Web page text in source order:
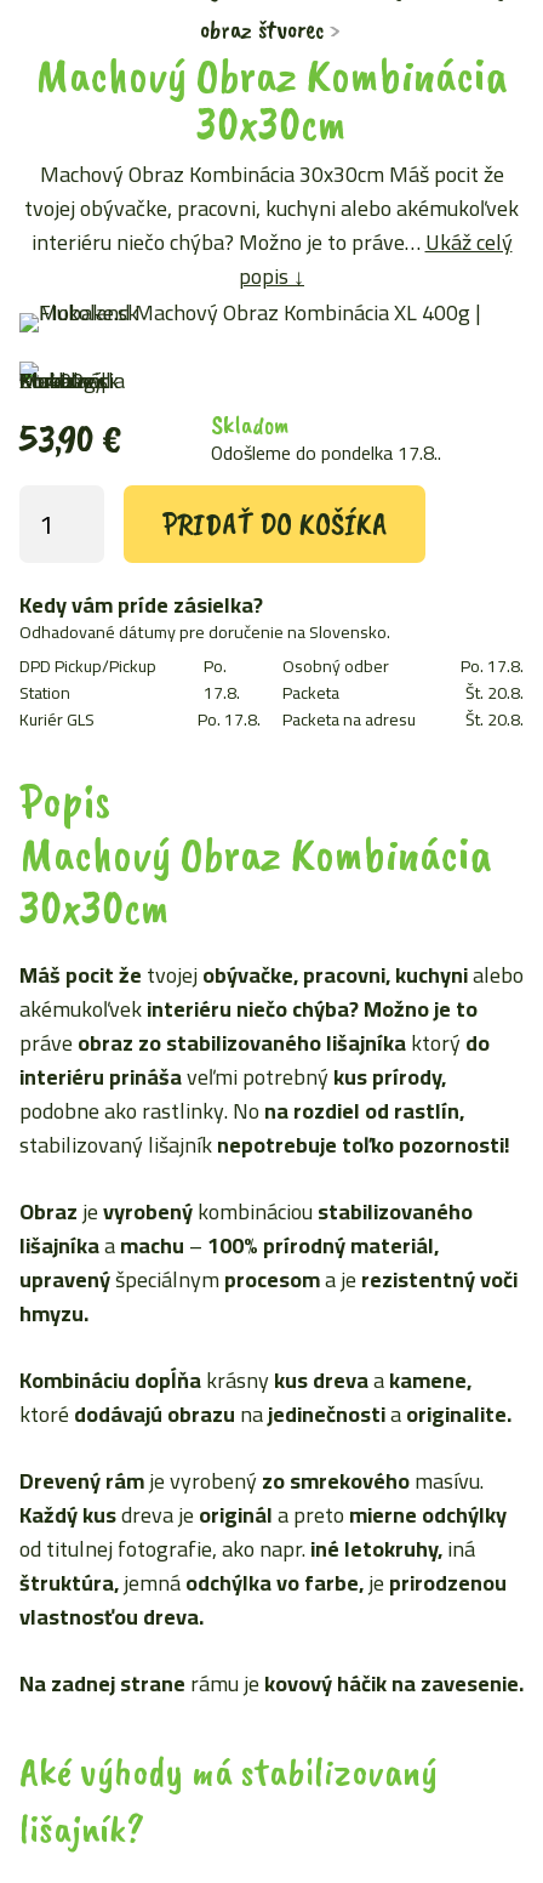
obraz štvorec
Machový Obraz Kombinácia
30x30cm
Machový Obraz Kombinácia 30x30cm Máš pocit že
tvojej obývačke, pracovni, kuchyni alebo akémukoľvek
interiéru niečo chýba? Možno je to práve…Ukáž celý
popis ↓
53,90€ Skladom
Odošleme do pondelka 17.8..
množstvo
Kombinácia
30x30cm
PRIDAŤ DO KOŠÍKA
Kedy vám príde zásielka?
Odhadované dátumy pre doručenie na Slovensko.
DPD Pickup/Pickup
Station
Po.
17.8.
Kuriér GLS
Po. 17.8.
Osobný odber
Po. 17.8.
Packeta
Št. 20.8.
Packeta na adresu
Št. 20.8.
Popis
Machový Obraz Kombinácia
30x30cm
Máš pocit žetvojejobývačke, pracovni, kuchynialebo
akémukoľvekinteriéru niečo chýba? Možno je to
práveobraz zo stabilizovaného lišajníkaktorýdo
interiéru prinášaveľmi potrebnýkus prírody,
podobne ako rastlinky. Nona rozdiel od rastlín,
stabilizovaný lišajníknepotrebuje toľko pozornosti!
Obrazjevyrobenýkombinácioustabilizovaného
lišajníkaamachu–100% prírodný materiál,
upravenýšpeciálnymprocesoma jerezistentný voči
hmyzu.
Kombináciu dopĺňakrásnykus drevaakamene,
ktorédodávajú obrazunajedinečnostiaoriginalite.
Drevený rámje vyrobenýzo smrekovéhomasívu.
Každý kusdreva jeoriginála pretomierne odchýlky
od titulnej fotografie, ako napr.iné letokruhy,iná
štruktúra,jemnáodchýlka vo farbe,jeprirodzenou
vlastnosťou dreva.
Na zadnej stranerámu jekovový háčik na zavesenie.
Aké výhody má stabilizovaný
lišajník?